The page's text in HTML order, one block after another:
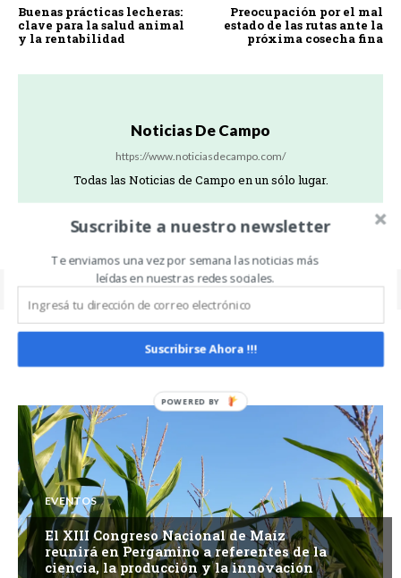
Buenas prácticas lecheras:
clave para la salud animal
y la rentabilidad
Preocupación por el mal
estado de las rutas ante la
próxima cosecha fina
Noticias De Campo
https://www.noticiasdecampo.com/
Todas las Noticias de Campo en un sólo lugar.
Related Articles
EVENTOS
El XIII Congreso Nacional de Maíz
reunirá en Pergamino a referentes de la
ciencia, la producción y la innovación
Suscribite a nuestro newsletter
Te enviamos una vez por semana las noticias más
leídas en nuestras redes sociales.
Suscribirse Ahora !!!